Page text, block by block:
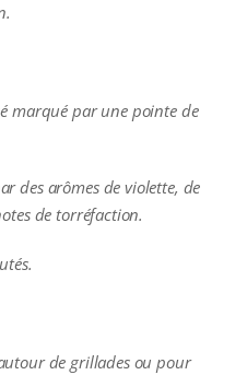
marqué par une pointe de
des arômes de violette, de
de torréfaction.
de grillades ou pour